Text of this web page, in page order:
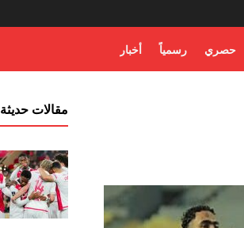
حصري رسمياً أخبار
مقالات حديثة